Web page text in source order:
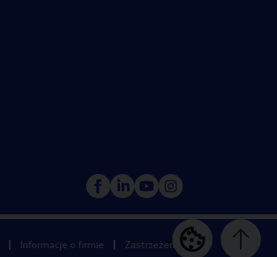
Informacje o firmie Zastrzeżenia